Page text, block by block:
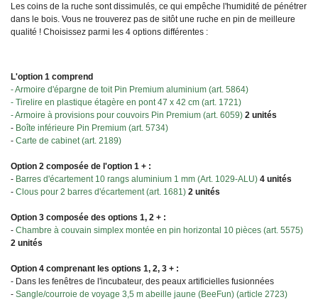
Les coins de la ruche sont dissimulés, ce qui empêche l'humidité de pénétrer
dans le bois. Vous ne trouverez pas de sitôt une ruche en pin de meilleure
qualité ! Choisissez parmi les 4 options différentes :
L'option 1 comprend
- Armoire d'épargne de toit Pin Premium aluminium (art. 5864)
- Tirelire en plastique étagère en pont 47 x 42 cm (art. 1721)
- Armoire à provisions pour couvoirs Pin Premium (art. 6059) 2 unités
- Boîte inférieure Pin Premium (art. 5734)
- Carte de cabinet (art. 2189)
Option 2 composée de l'option 1 + :
- Barres d'écartement 10 rangs aluminium 1 mm (Art. 1029-ALU) 4 unités
- Clous pour 2 barres d'écartement (art. 1681) 2 unités
Option 3 composée des options 1, 2 + :
- Chambre à couvain simplex montée en pin horizontal 10 pièces (art. 5575)
2 unités
Option 4 comprenant les options 1, 2, 3 + :
- Dans les fenêtres de l'incubateur, des peaux artificielles fusionnées
- Sangle/courroie de voyage 3,5 m abeille jaune (BeeFun) (article 2723)